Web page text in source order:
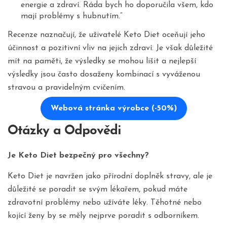
energie a zdraví. Ráda bych ho doporučila všem, kdo
mají problémy s hubnutím.“
Recenze naznačují, že uživatelé Keto Diet oceňují jeho
účinnost a pozitivní vliv na jejich zdraví. Je však důležité
mít na paměti, že výsledky se mohou lišit a nejlepší
výsledky jsou často dosaženy kombinací s vyváženou
stravou a pravidelným cvičením.
Webová stránka výrobce (-50%)
Otázky a Odpovědi
Je Keto Diet bezpečný pro všechny?
Keto Diet je navržen jako přírodní doplněk stravy, ale je
důležité se poradit se svým lékařem, pokud máte
zdravotní problémy nebo užíváte léky. Těhotné nebo
kojící ženy by se měly nejprve poradit s odborníkem.